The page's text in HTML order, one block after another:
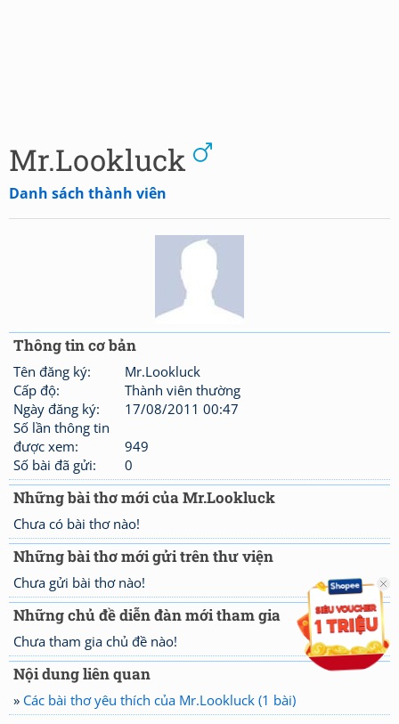
Mr.Lookluck
Danh sách thành viên
Thông tin cơ bản
Tên đăng ký:
Mr.Lookluck
Cấp độ:
Thành viên thường
Ngày đăng ký:
17/08/2011 00:47
Số lần thông tin
được xem:
949
Số bài đã gửi:
0
Những bài thơ mới của Mr.Lookluck
Chưa có bài thơ nào!
Những bài thơ mới gửi trên thư viện
Chưa gửi bài thơ nào!
Những chủ đề diễn đàn mới tham gia
Chưa tham gia chủ đề nào!
Nội dung liên quan
» Các bài thơ yêu thích của Mr.Lookluck (1 bài)